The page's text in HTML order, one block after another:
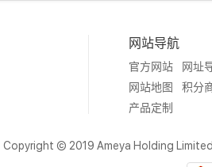
网站导航
官方网站
网址
网站地图
积分
产品定制
Copyright © 2019 Ameya Holding